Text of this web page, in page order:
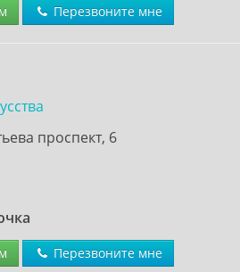
Перезвоните мне
проспект, 6
Перезвоните мне